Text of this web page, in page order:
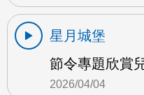
星月城堡
節令專題欣賞
2026/04/04